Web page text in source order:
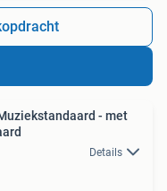
- met
Details